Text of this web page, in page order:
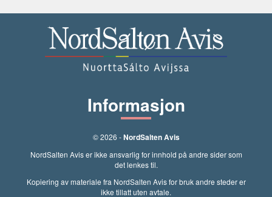
Informasjon
© 2026 -NordSalten Avis
NordSalten Avis er ikke ansvarlig for innhold på andre sider som
det lenkes til.
Kopiering av materiale fra NordSalten Avis for bruk andre steder er
ikke tillatt uten avtale.